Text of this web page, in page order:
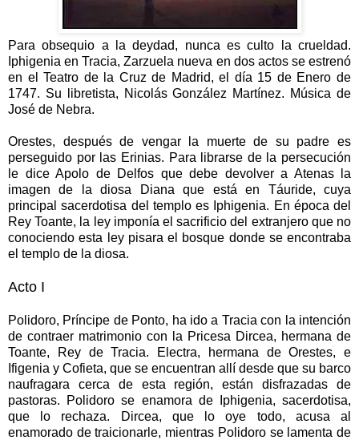
Para obsequio a la deydad, nunca es culto la crueldad.
Iphigenia en Tracia, Zarzuela nueva en dos actos se estrenó
en el Teatro de la Cruz de Madrid, el día 15 de Enero de
1747. Su libretista, Nicolás González Martínez. Música de
José de Nebra.
Orestes, después de vengar la muerte de su padre es
perseguido por las Erinias. Para librarse de la persecución
le dice Apolo de Delfos que debe devolver a Atenas la
imagen de la diosa Diana que está en Táuride, cuya
principal sacerdotisa del templo es Iphigenia. En época del
Rey Toante, la ley imponía el sacrificio del extranjero que no
conociendo esta ley pisara el bosque donde se encontraba
el templo de la diosa.
Acto I
Polidoro, Príncipe de Ponto, ha ido a Tracia con la intención
de contraer matrimonio con la Pricesa Dircea, hermana de
Toante, Rey de Tracia. Electra, hermana de Orestes, e
Ifigenia y Cofieta, que se encuentran allí desde que su barco
naufragara cerca de esta región, están disfrazadas de
pastoras. Polidoro se enamora de Iphigenia, sacerdotisa,
que lo rechaza. Dircea, que lo oye todo, acusa al
enamorado de traicionarle, mientras Polidoro se lamenta de